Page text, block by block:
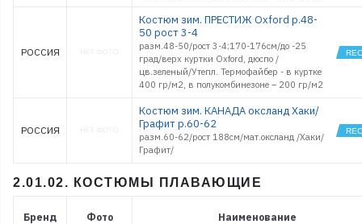
РОССИЯ
Костюм зим. ПРЕСТИЖ Oxford р.48-
50 рост 3-4
разм.48-50/рост 3-4;170-176см/до -25
град/верх куртки Oxford, дюспо /
цв.зеленый/Утепл. Термофайбер - в куртке
400 гр/м2, в полукомбинезоне – 200 гр/м2
РОССИЯ
Костюм зим. КАНАДА оксланд Хаки/
Графит р.60-62
разм.60-62/рост 188см/мат.оксланд /Хаки/
Графит/
2.01.02. КОСТЮМЫ ПЛАВАЮЩИЕ
Бренд Фото Наименование